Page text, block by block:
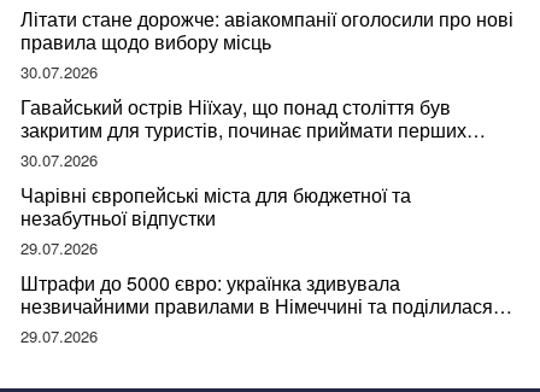
Літати стане дорожче: авіакомпанії оголосили про нові
правила щодо вибору місць
30.07.2026
Гавайський острів Ніїхау, що понад століття був
закритим для туристів, починає приймати перших
відвідувачів
30.07.2026
Чарівні європейські міста для бюджетної та
незабутньої відпустки
29.07.2026
Штрафи до 5000 євро: українка здивувала
незвичайними правилами в Німеччині та поділилася
правдою
29.07.2026